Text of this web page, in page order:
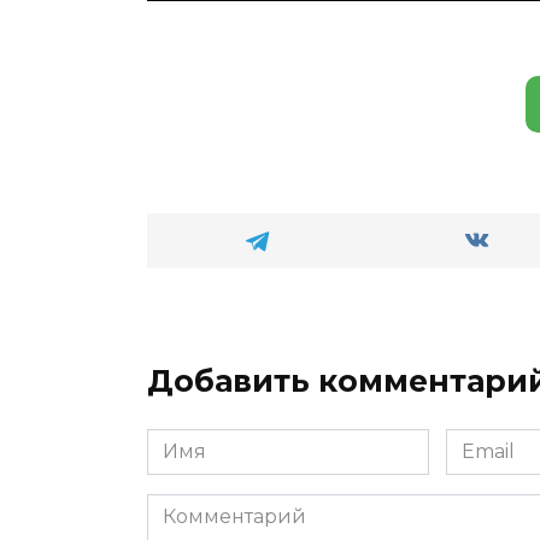
Добавить
Имя
*
Email
*
Комментарий